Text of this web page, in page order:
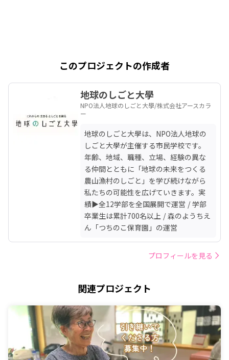
このプロジェクトの作成者
地球のしごと大學
NPO法人地球のしごと大學/株式会社アースカラ
ー
地球のしごと大學は、NPO法人地球の
しごと大學が主催する市民学校です。
年齢、地域、職種、立場、経験の異な
る仲間とともに「地球の未来をつくる
農山漁村のしごと」を学び続けながら
私たちの可能性を広げていきます。実
績▶︎全12学部を全国展開で運営 / 学部
卒業生は累計700名以上 / 森のようちえ
ん「つちのこ保育園」の運営
プロフィールを見る
関連プロジェクト